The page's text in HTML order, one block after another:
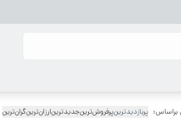
براساس: پربازدیدترینپرفروش‌ترینجدیدترینارزان‌ترینگران‌ترین